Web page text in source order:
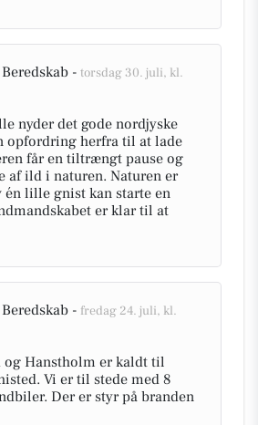
- torsdag 30. juli, kl.
nyder det gode nordjyske
opfordring herfra til at lade
får en tiltrængt pause og
af ild i naturen. Naturen er
én lille gnist kan starte en
er klar til at
- fredag 24. juli, kl.
og Hanstholm er kaldt til
Vi er til stede med 8
Der er styr på branden